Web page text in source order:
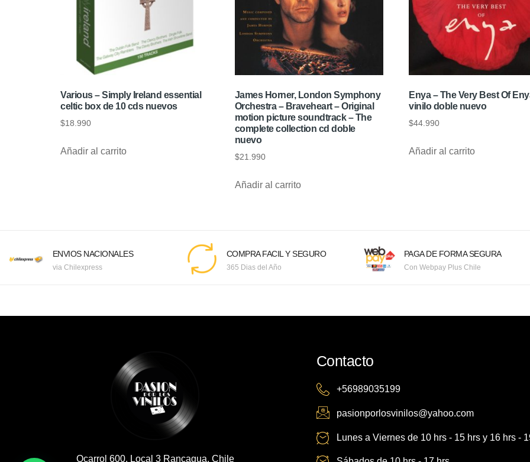
Various – Simply Ireland essential
celtic box de 10 cds nuevos
$18.990
Añadir al carrito
James Horner, London Symphony
Orchestra – Braveheart – Original
motion picture soundtrack – The
complete collection cd doble
nuevo
$21.990
Añadir al carrito
Enya – The Very Best Of
vinilo doble nuevo
$44.990
Añadir al carrito
ENVIOS NACIONALES
via Chilexpress
COMPRA FACIL Y SEGURO
365 Dias del Año
PAGA DE FORMA SEGURA
Con Webpay Plus Chile
Ocarrol 600, Local 3 Rancagua, Chile
Contacto
+56989035199
pasionporlosvinilos@yahoo.com
Lunes a Viernes de 10 hrs - 15 hrs y 16 hrs -